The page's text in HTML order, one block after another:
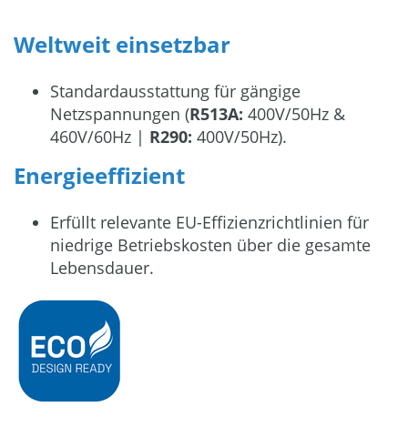
Weltweit einsetzbar
Standardausstattung für gängige
Netzspannungen (R513A: 400V/50Hz &
460V/60Hz | R290: 400V/50Hz).
Energieeffizient
Erfüllt relevante EU-Effizienzrichtlinien für
niedrige Betriebskosten über die gesamte
Lebensdauer.